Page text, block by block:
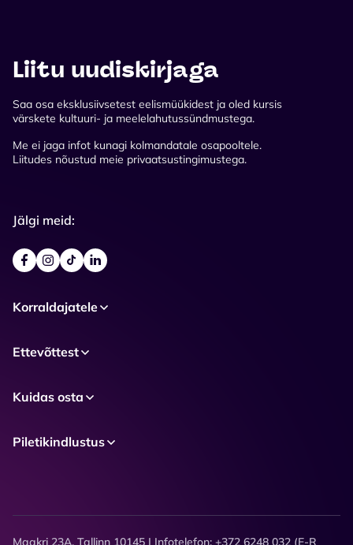
Liitu uudiskirjaga
Saa osa eksklusiivsetest eelismüükidest ja oled kursis
värskete kultuuri- ja meelelahutussündmustega.
Me ei jaga infot kunagi kolmandatale osapooltele.
Liitudes nõustud meie privaatsustingimustega.
Jälgi meid:
Korraldajatele
Ettevõttest
Kuidas osta
Piletikindlustus
Maakri 23A, Tallinn 10145 | Infotelefon: +372 6248 032 (E-R